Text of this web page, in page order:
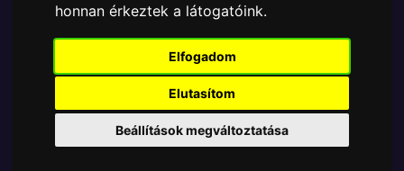
honnan érkeztek a látogatóink.
Elfogadom
Elutasítom
Beállítások megváltoztatása
Tetszik? Osszd meg másokkal!